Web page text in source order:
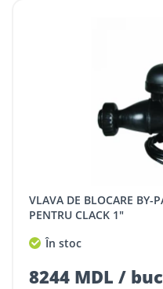
VLAVA DE BLOCARE BY-PASS IN TIMPUL REGENERARII
PENTRU CLACK 1"
În stoc
8244 MDL / buc